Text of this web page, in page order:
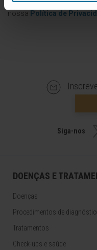
nossa Política de
Siga-nos
DOENÇAS E
Doenças
Procedimentos de
Tratamentos
Check-ups e saúde